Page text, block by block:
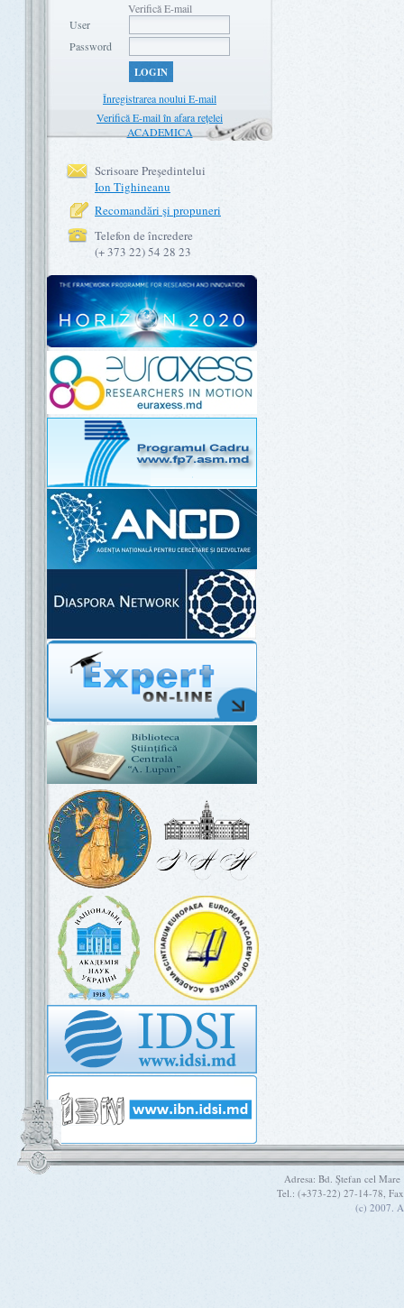
Verifică E-mail
User
Password
LOGIN
Înregistrarea noului E-mail
Verifică E-mail în afara rețelei
ACADEMICA
Scrisoare Preşedintelui
Ion Tighineanu
Recomandări şi propuneri
Telefon de încredere
(+ 373 22) 54 28 23
Adresa: Bd. Ştefan cel
Tel.: (+373-22) 27-14-78,
(c) 2007.